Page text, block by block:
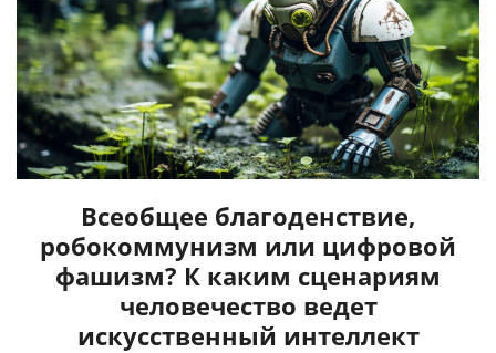
Всеобщее благоденствие,
робокоммунизм или цифровой
фашизм? К каким сценариям
человечество ведет
искусственный интеллект